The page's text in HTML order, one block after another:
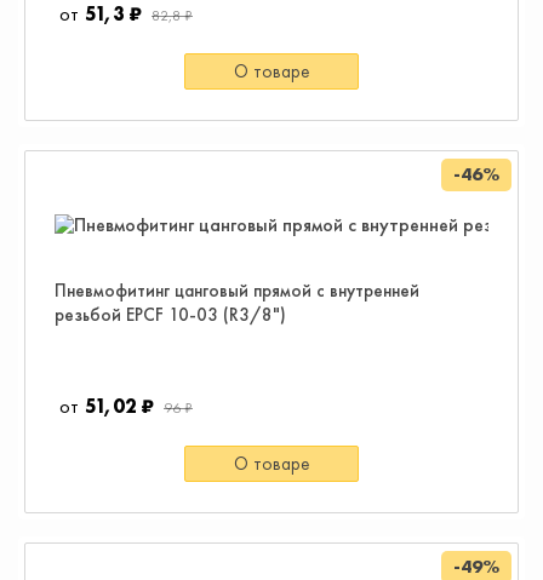
51,3 ₽ 82,8 ₽
О товаре
Пневмофитинг цанговый прямой с внутренней
резьбой EPCF 10-03 (R3/8")
-46%
51,02 ₽ 96 ₽
О товаре
-49%